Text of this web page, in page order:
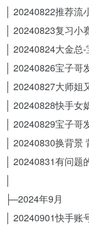
│ 20240822推荐
│ 20240823复习
│ 20240824大金
│ 20240826宝子
│ 20240827大师
│ 20240828快手
│ 20240829宝子哥
│ 20240830换背
│ 20240831有问
├─2024年9月
│ 20240901快手